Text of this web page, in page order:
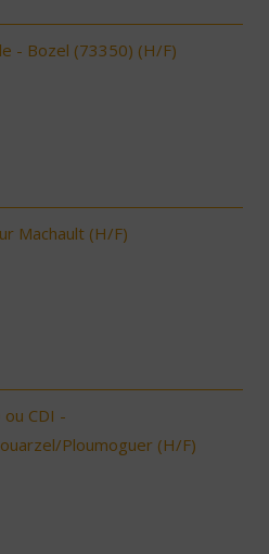
- Bozel (73350) (H/F)
Machault (H/F)
ou CDI -
Ploumoguer (H/F)